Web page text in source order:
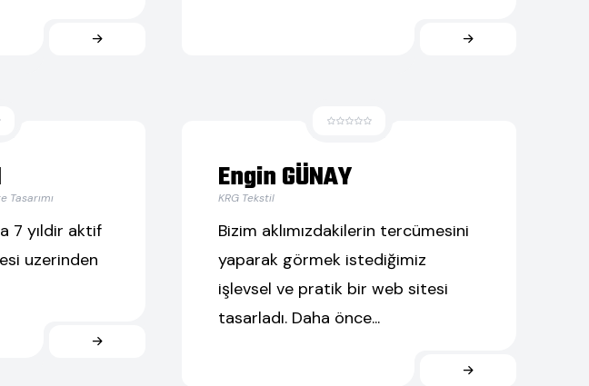
Tasarımı
7 yıldir aktif
uzerinden
Engin GÜNAY
KRG Tekstil
Bizim aklımızdakilerin tercümesini
yaparak görmek istediğimiz
işlevsel ve pratik bir web sitesi
tasarladı. Daha önce...